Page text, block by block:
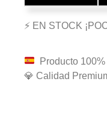
⚡ EN STOCK
Producto 100%
💎 Calidad